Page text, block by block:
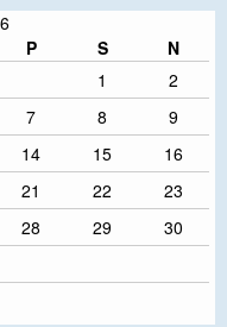
P S
N
1
2
7 8
9
14 15
16
21 22
23
28 29
30